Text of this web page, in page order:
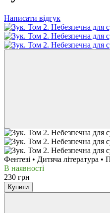
Написати відгук
Фентезі • Дитяча література
В наявності
230 грн
Купити